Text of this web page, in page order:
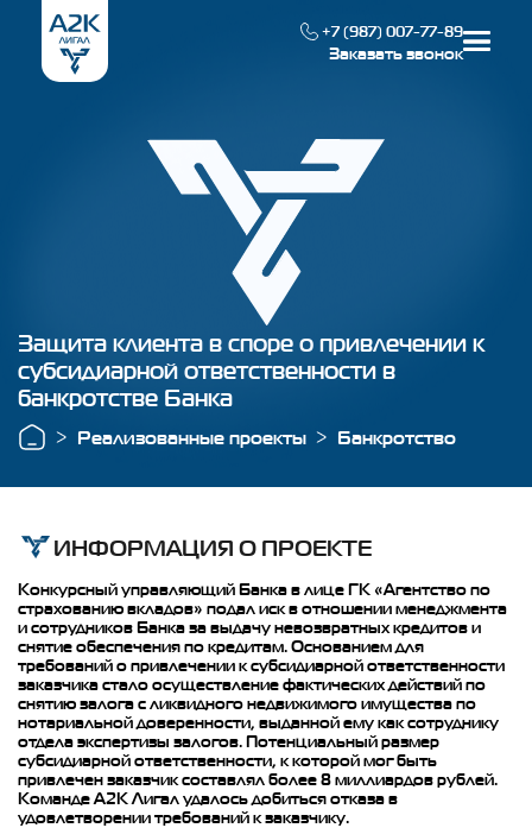
+7 (987) 007-77-89
Заказать звонок
Наша специализация
Реализованные проекты
О компании
Контакты
Защита клиента в споре о привлечении к
субсидиарной ответственности в
банкротстве Банка
Реализованные проекты Банкротство
ИНФОРМАЦИЯ О ПРОЕКТЕ
Конкурсный управляющий Банка в лице ГК «Агентство по
страхованию вкладов» подал иск в отношении менеджмента
и сотрудников Банка за выдачу невозвратных кредитов и
снятие обеспечения по кредитам. Основанием для
требований о привлечении к субсидиарной ответственности
заказчика стало осуществление фактических действий по
снятию залога с ликвидного недвижимого имущества по
нотариальной доверенности, выданной ему как сотруднику
отдела экспертизы залогов. Потенциальный размер
субсидиарной ответственности, к которой мог быть
привлечен заказчик составлял более 8 миллиардов рублей.
Команде А2К Лигал удалось добиться отказа в
удовлетворении требований к заказчику.